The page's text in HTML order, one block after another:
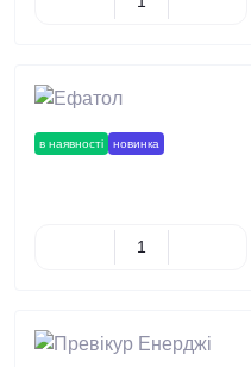
в наявності новинка